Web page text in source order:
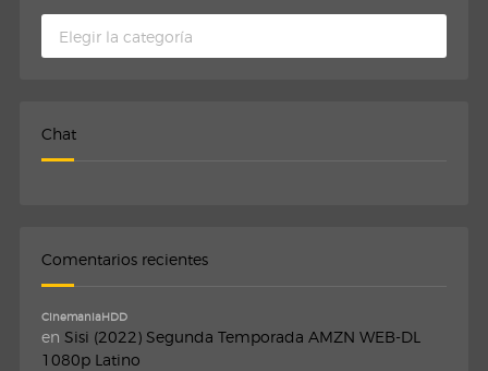
Chat
Comentarios recientes
CinemaniaHDD
en Sisi (2022) Segunda Temporada AMZN WEB-DL
1080p Latino